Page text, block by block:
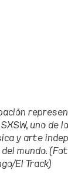
uno de
y arte
mundo.
El Track)